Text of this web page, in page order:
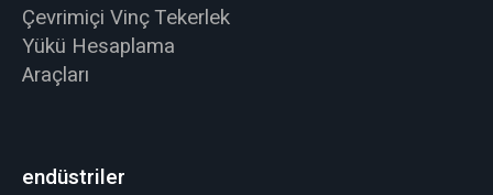
Çevrimiçi Vinç Tekerlek
Yükü Hesaplama
Araçları
endüstriler